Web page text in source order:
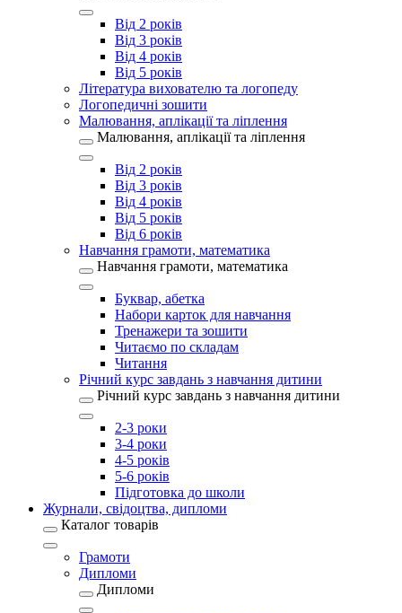
Від 2 років
Від 3 років
Від 4 років
Від 5 років
Література вихователю та логопеду
Логопедичні зошити
Малювання, аплікації та ліплення
Малювання, аплікації та ліплення
Від 2 років
Від 3 років
Від 4 років
Від 5 років
Від 6 років
Навчання грамоти, математика
Навчання грамоти, математика
Буквар, абетка
Набори карток для навчання
Тренажери та зошити
Читаємо по складам
Читання
Річний курс завдань з навчання дитини
Річний курс завдань з навчання дитини
2-3 роки
3-4 роки
4-5 років
5-6 років
Підготовка до школи
Журнали, свідоцтва, дипломи
Каталог товарів
Грамоти
Дипломи
Дипломи